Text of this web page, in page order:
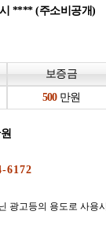
**** (주소비공개)
보증금
만원
광고등의 용도로 사용